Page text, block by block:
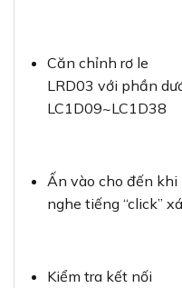
Căn chỉnh rơ le
LRD03 với phần
LC1D09~LC1D38
Ấn vào cho đến khi
nghe tiếng “click”
Kiểm tra kết nối